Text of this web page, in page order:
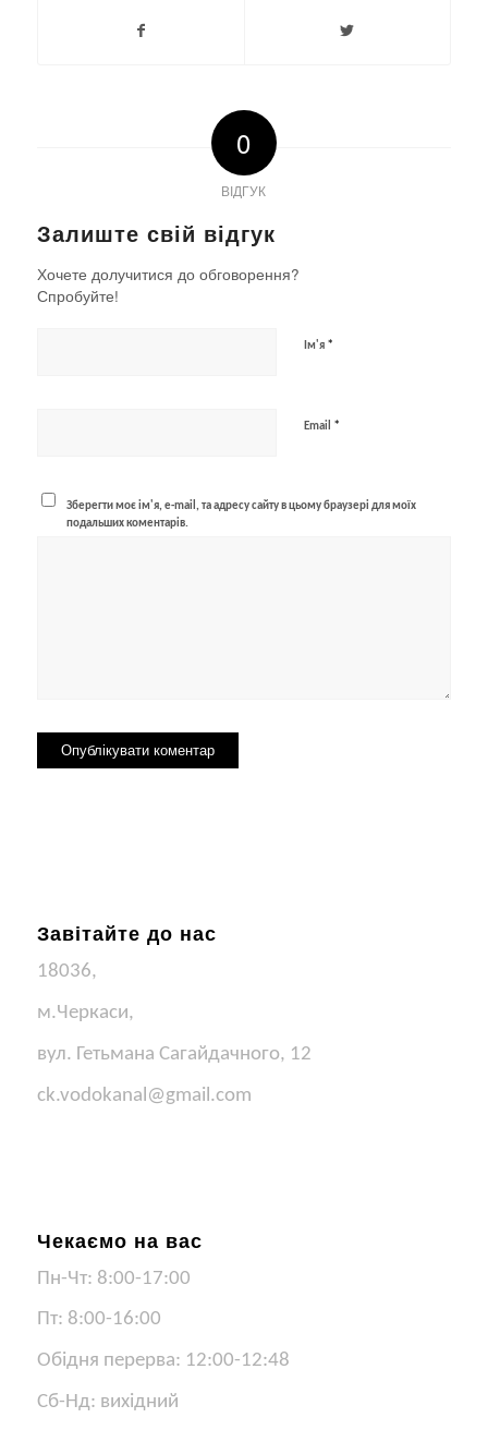
0
ВІДГУК
Залиште свій відгук
Хочете долучитися до обговорення?
Спробуйте!
Ім'я *
Email *
Зберегти моє ім'я, e-mail, та адресу сайту в цьому браузері для моїх
подальших коментарів.
Завітайте до нас
18036,
м.Черкаси,
вул. Гетьмана Сагайдачного, 12
ck.vodokanal@gmail.com
Чекаємо на вас
Пн-Чт: 8:00-17:00
Пт: 8:00-16:00
Обідня перерва: 12:00-12:48
Сб-Нд: вихідний